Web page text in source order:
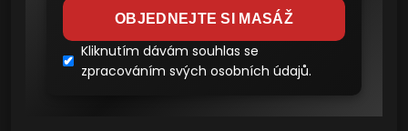
OBJEDNEJTE SI MASÁŽ
Kliknutím dávám souhlas se
zpracováním svých osobních údajů.